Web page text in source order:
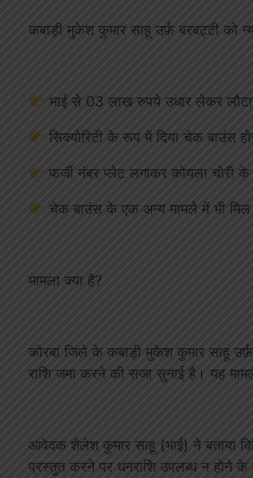
कबाड़ी मुकेश कुमार साहू उर्फ़ बरबट्टी को
भाई से 03 लाख रुपये उधार लेकर
सिक्योरिटी के रूप में दिया चेक बाउंस
फर्जी नंबर प्लेट लगाकर कोयला चोरी के
चेक बाउंस के एक अन्य मामले में भी
मामला क्या है?
कोरबा जिले के कबाड़ी मुकेश कुमार साहू
राशि जमा करने की सजा सुनाई है। यह
आवेदक शैलेश कुमार साहू (भाई) ने बताया
प्रस्तुत करने पर धनराशि उपलब्ध न होने के